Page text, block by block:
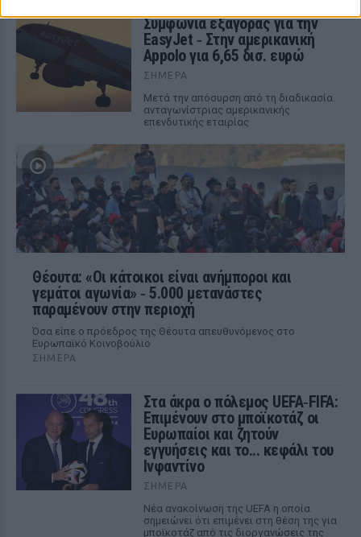
Συμφωνία εξαγοράς για την
EasyJet ‑ Στην αμερικανική
Appolo για 6,65 δισ. ευρώ
ΣΉΜΕΡΑ
Μετά την απόσυρση από τη διαδικασία
ανταγωνίστριας αμερικανικής
επενδυτικής εταιρίας
Θέουτα: «Οι κάτοικοι είναι ανήμποροι και
γεμάτοι αγωνία» ‑ 5.000 μετανάστες
παραμένουν στην περιοχή
Όσα είπε ο πρόεδρος της Θέουτα απευθυνόμενος στο
Ευρωπαϊκό Κοινοβούλιο
ΣΉΜΕΡΑ
Στα άκρα ο πόλεμος UEFA‑FIFA:
Επιμένουν στο μποϊκοτάζ οι
Ευρωπαίοι και ζητούν
εγγυήσεις και το... κεφάλι του
Ινφαντίνο
ΣΉΜΕΡΑ
Νέα ανακοίνωση της UEFA η οποία
σημειώνει ότι επιμένει στη θέση της για
μποϊκοτάζ από τις διοργανώσεις της